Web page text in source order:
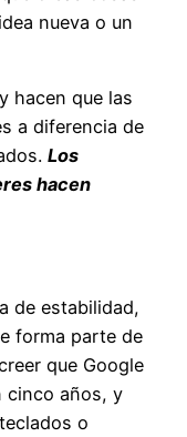
nueva o un
hacen que las
a diferencia de
Los
hacen
de estabilidad,
forma parte de
que Google
cinco años, y
o